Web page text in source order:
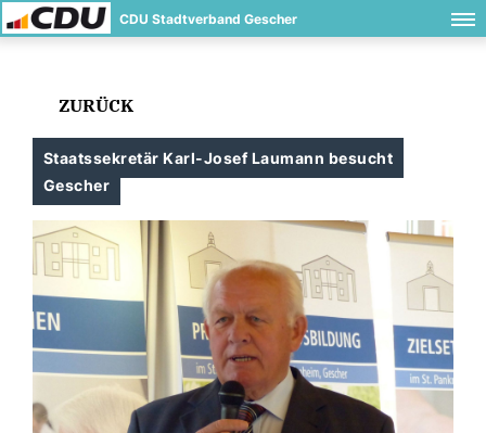
CDU Stadtverband Gescher
ZURÜCK
Staatssekretär Karl-Josef Laumann besucht
Gescher